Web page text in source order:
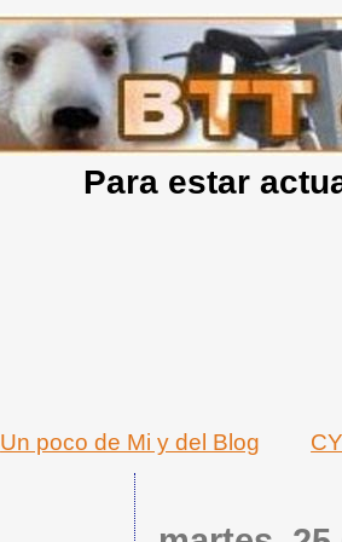
Para estar
Un poco de Mi y del Blog